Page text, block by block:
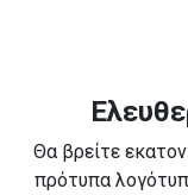
Θα βρείτε
πρότυπα